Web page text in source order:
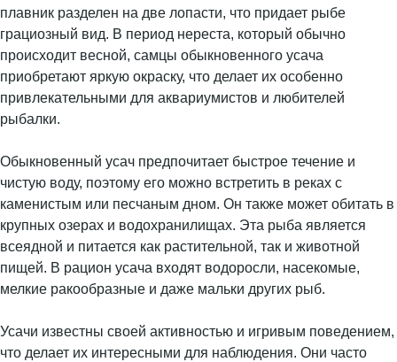
плавник разделен на две лопасти, что придает рыбе
грациозный вид. В период нереста, который обычно
происходит весной, самцы обыкновенного усача
приобретают яркую окраску, что делает их особенно
привлекательными для аквариумистов и любителей
рыбалки.
Обыкновенный усач предпочитает быстрое течение и
чистую воду, поэтому его можно встретить в реках с
каменистым или песчаным дном. Он также может обитать в
крупных озерах и водохранилищах. Эта рыба является
всеядной и питается как растительной, так и животной
пищей. В рацион усача входят водоросли, насекомые,
мелкие ракообразные и даже мальки других рыб.
Усачи известны своей активностью и игривым поведением,
что делает их интересными для наблюдения. Они часто